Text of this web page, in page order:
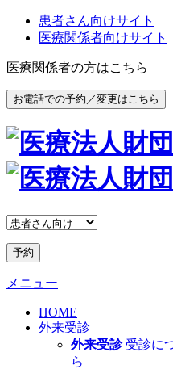
患者さん向けサイト
医療関係者向けサイト
医療関係者の方はこちら
お電話での予約／変更はこちら
予約
メニュー
HOME
外来受診
外来受診 受診に
ら